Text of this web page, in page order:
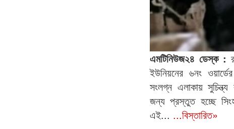
এমটিনিউজ২৪ ডেস্ক :
ইউনিয়নের ৬নং
সংলগ্ন এলাকায় সুচিন্ত্য
জন্য প্রস্তুত হচ্ছে
এই... ...বিস্তারিত»